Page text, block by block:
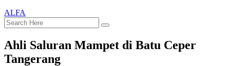
ALFA
Ahli Saluran Mampet di Batu Ceper
Tangerang